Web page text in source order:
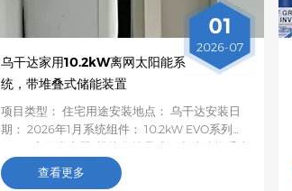
01
2026-07
乌干达家用10.2kW离网太阳能系
统，带堆叠式储能装置
项目类型： 住宅用途安装地点： 乌干达安装日
期： 2026年1月系统组件： 10.2kW EVO系列
MPPT离网逆变器+模块化堆叠式锂电池储能系统
细节：鉴于乌干达电网普遍不稳定、农村电气化
率低且频繁停电，我们为当地一户家庭定制了一
查看更多